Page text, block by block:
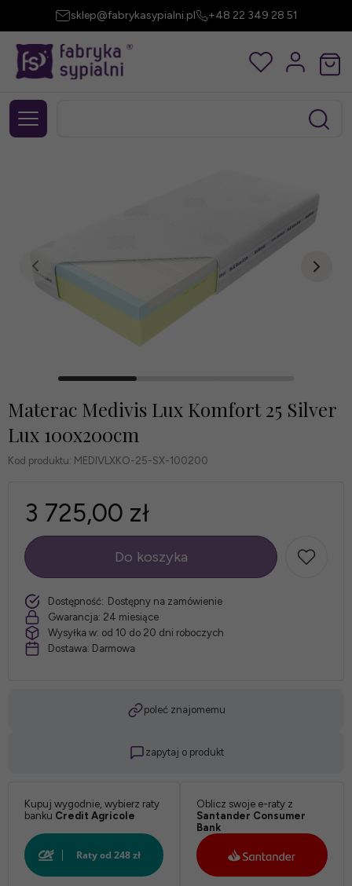
sklep@fabrykasypialni.pl +48 22 349 28 51
Materac Medivis Lux Komfort 25 Silver
Lux 100x200cm
Kod produktu: MEDIVLXKO-25-SX-100200
3 725,00 zł
szt.
Do koszyka
Dostępność: Dostępny na zamówienie
Gwarancja: 24 miesiące
Wysyłka w: od 10 do 20 dni roboczych
Dostawa: Darmowa
poleć znajomemu
zapytaj o produkt
Kupuj wygodnie, wybierz raty
banku Credit Agricole
Oblicz swoje e-raty z
Santander Consumer
Bank